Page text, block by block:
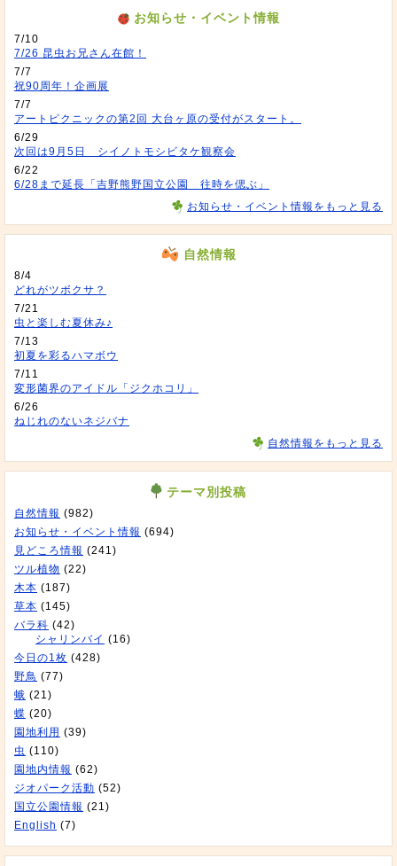
お知らせ・イベント情報
7/10
7/26 昆虫お兄さん在館！
7/7
祝90周年！企画展
7/7
アートピクニックの第2回 大台ヶ原の受付がスタート。
6/29
次回は9月5日 シイノトモシビタケ観察会
6/22
6/28まで延長「吉野熊野国立公園 往時を偲ぶ」
お知らせ・イベント情報をもっと見る
自然情報
8/4
どれがツボクサ？
7/21
虫と楽しむ夏休み♪
7/13
初夏を彩るハマボウ
7/11
変形菌界のアイドル「ジクホコリ」
6/26
ねじれのないネジバナ
自然情報をもっと見る
テーマ別投稿
自然情報 (982)
お知らせ・イベント情報 (694)
見どころ情報 (241)
ツル植物 (22)
木本 (187)
草本 (145)
バラ科 (42)
シャリンバイ (16)
今日の1枚 (428)
野鳥 (77)
蛾 (21)
蝶 (20)
園地利用 (39)
虫 (110)
園地内情報 (62)
ジオパーク活動 (52)
国立公園情報 (21)
English (7)